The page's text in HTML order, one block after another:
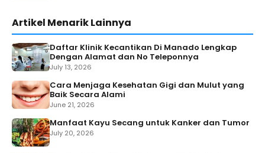
Artikel Menarik Lainnya
Daftar Klinik Kecantikan Di Manado Lengkap
Dengan Alamat dan No Teleponnya
July 13, 2026
Cara Menjaga Kesehatan Gigi dan Mulut yang
Baik Secara Alami
June 21, 2026
Manfaat Kayu Secang untuk Kanker dan Tumor
July 20, 2026